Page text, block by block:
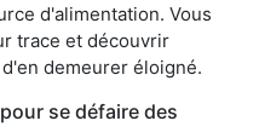
d'alimentation. Vous
trace et découvrir
demeurer éloigné.
se défaire des